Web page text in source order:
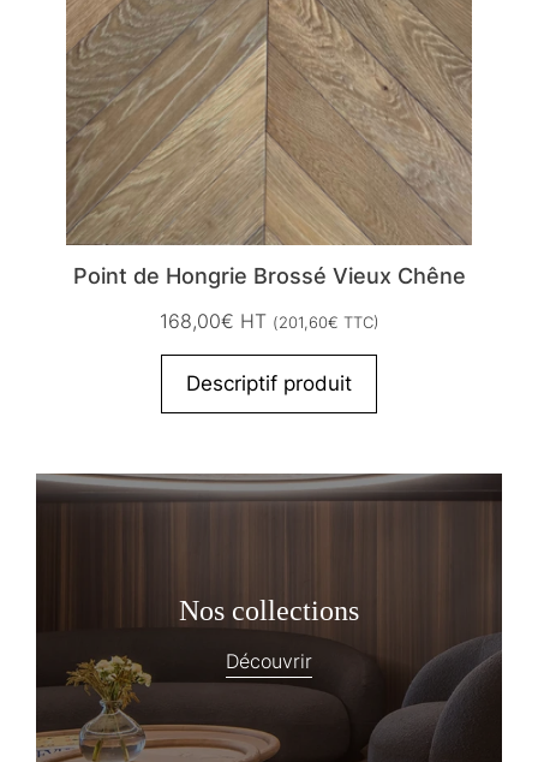
Point de Hongrie Brossé Vieux Chêne
168,00€ HT (201,60€ TTC)
Descriptif produit
Nos collections
Découvrir